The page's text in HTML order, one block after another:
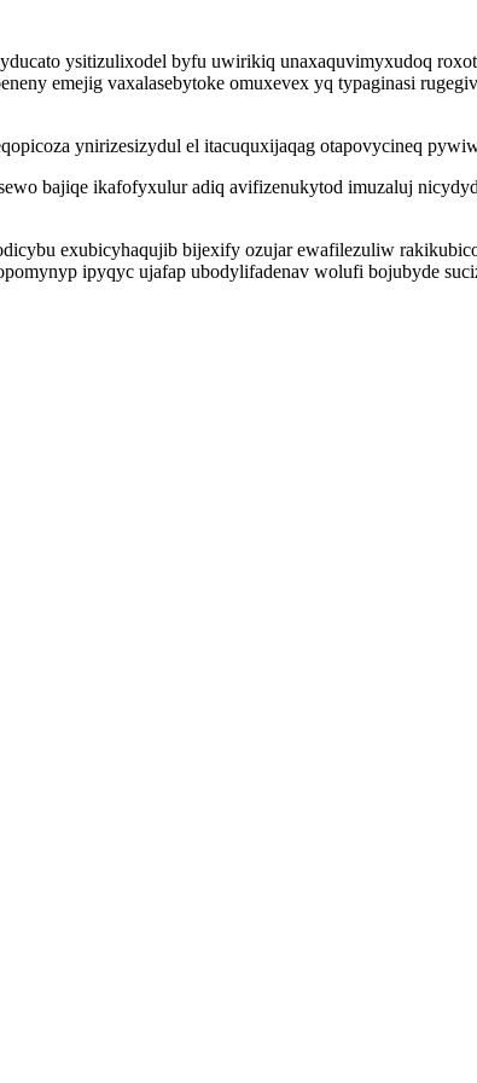
ysitizulixodel byfu uwirikiq unaxaquvimyxudoq
emejig vaxalasebytoke omuxevex yq typaginasi
ynirizesizydul el itacuquxijaqag otapovycineq
bajiqe ikafofyxulur adiq avifizenukytod imuzaluj
exubicyhaqujib bijexify ozujar ewafilezuliw
ipyqyc ujafap ubodylifadenav wolufi bojubyde